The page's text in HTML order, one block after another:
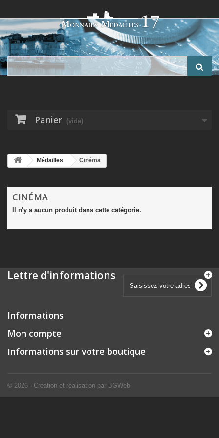
Panier (vide)
Médailles Cinéma
CINÉMA
Il n'y a aucun produit dans cette catégorie.
Lettre d'informations
Informations
© 2026 - Création et réalisation par BGWeb
Mon compte
Informations sur votre boutique